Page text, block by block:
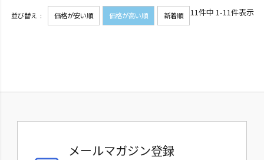
並び替え 価格が安い順 価格が高い順 新着順 11件中 1-11件表示
メールマガジン登録